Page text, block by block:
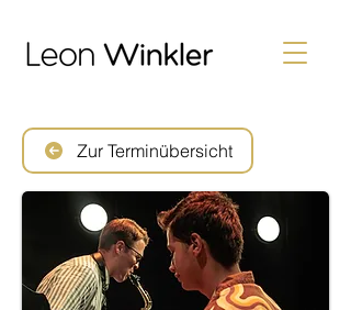
Zur Terminübersicht